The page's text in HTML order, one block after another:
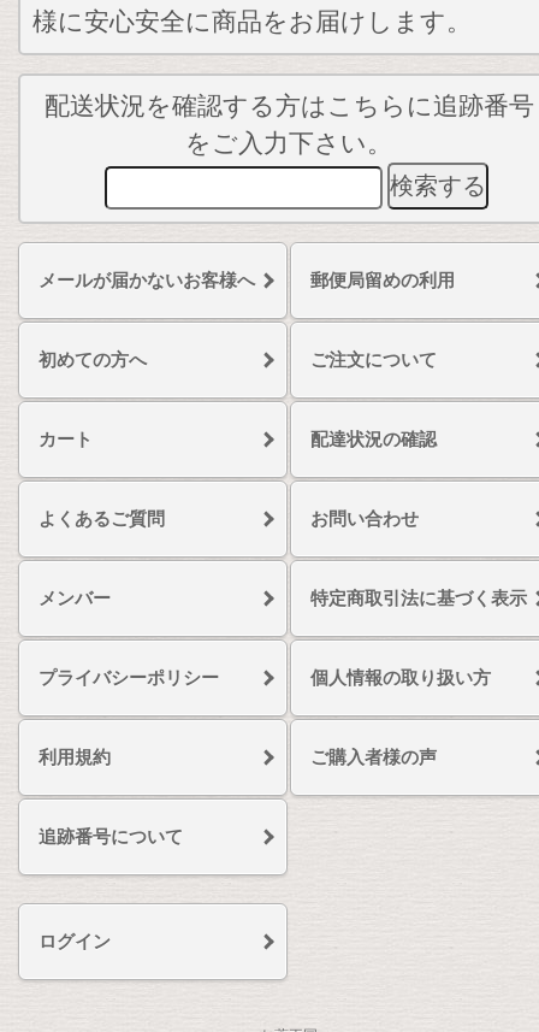
様に安心安全に商品をお届けします。
配送状況を確認する方はこちらに追跡番号
をご入力下さい。
メールが届かないお客様へ 郵便局留めの利用
初めての方へ ご注文について
カート 配達状況の確認
よくあるご質問 お問い合わせ
メンバー 特定商取引法に基づく表示
プライバシーポリシー 個人情報の取り扱い方
利用規約 ご購入者様の声
追跡番号について
ログイン